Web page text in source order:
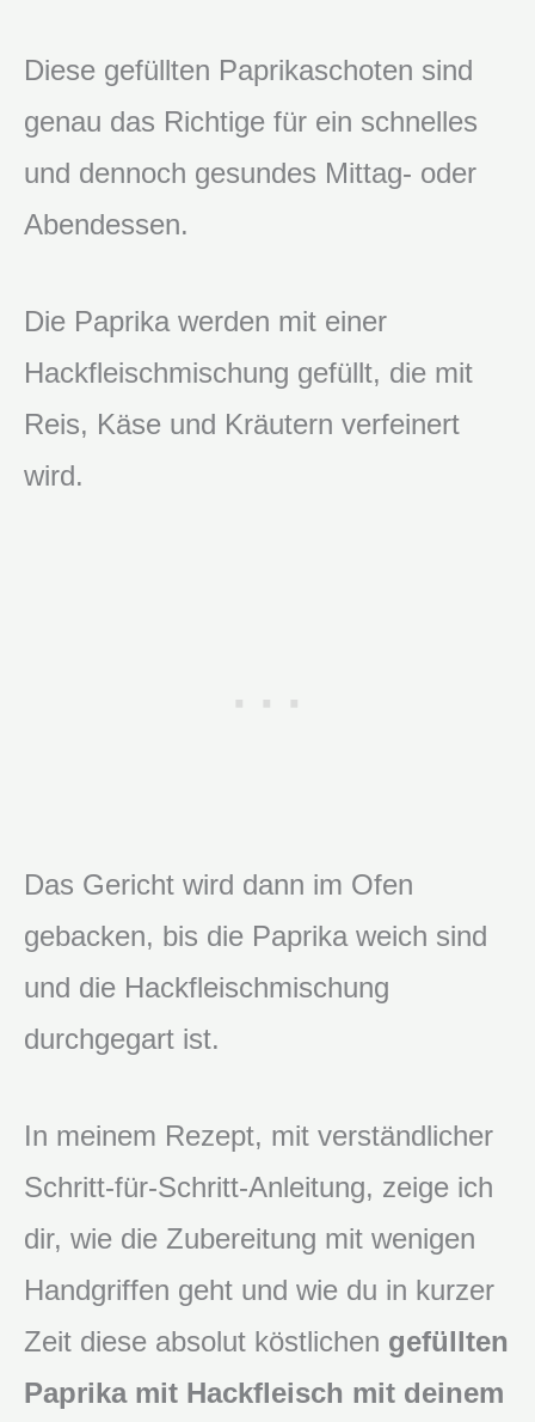
Diese gefüllten Paprikaschoten sind
genau das Richtige für ein schnelles
und dennoch gesundes Mittag- oder
Abendessen.
Die Paprika werden mit einer
Hackfleischmischung gefüllt, die mit
Reis, Käse und Kräutern verfeinert
wird.
Das Gericht wird dann im Ofen
gebacken, bis die Paprika weich sind
und die Hackfleischmischung
durchgegart ist.
In meinem Rezept, mit verständlicher
Schritt-für-Schritt-Anleitung, zeige ich
dir, wie die Zubereitung mit wenigen
Handgriffen geht und wie du in kurzer
Zeit diese absolut köstlichen gefüllten
Paprika mit Hackfleisch mit deinem